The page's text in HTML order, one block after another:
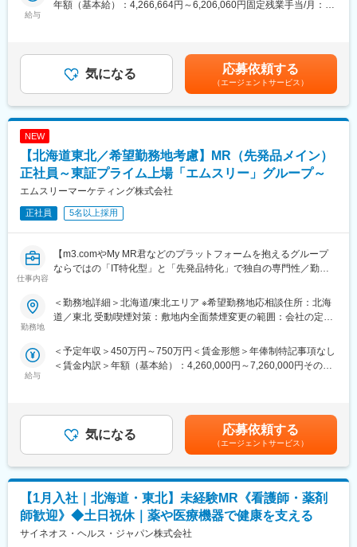
業他社と比較しても、多くのプロジェクト数があり、様々なご経
・入社3年目（MR経験者）28歳：642万（月給＋日当＋住宅手
当）
・入社5年目（MR経験者）33歳：712万（月給＋日当＋住宅手
当）
■必ず新薬メーカーのプロジェクトにアサインします
オンコロジーを含め、希少疾患領域も多数ございますので、スペ
シャリスト、ゼネラリストどちらも目指すことが可能です。
■少数精鋭ならではの魅力～待機リスクが低いため、安心して就業
できる環境です～
適切なフォローを実施するために約300人のMR数を保って運営し
め、隙間なくアサインすることができますのでMRの成長機会を奪
うことは決してございません。適切なフォローが顧客である製薬
企業からの満足にもつながり、業界内でも評価されています。
■親身なフォロー体制とキャリアを築ける評価制度
CSOは本部のバックアップ体制が何より重要です。1人のプロジ
ェクトマネージャーが管理するMRは約20名程度であり、相談事
実施しており、日々の業務だけでなく中長期的な視点での相談も
可能です。また、クライアント・社内評価に基いた明確な評価制
■大手製薬企業でも採用～「現場力」を養うための充実した教育体
制と研修コンテンツ～
なる知識の提供だけでなく、MRとしての現場力を培うことに比重
を置いております。
当社の研修内容は大手製薬企業所属MR教育にも使用されておりま
す。
変更の範囲：会社の定める業務
給与
年額（基本給）：4,266,664円～6,206,060円固定残業手当/月：
給与補足＞■別途、外勤手当など手当支給※経験・能力などを考慮
の上、話し合いで決定賃金はあくまでも目安の金額であり、選考
を通じて上下する可能性があります。月給(月額)は固定手当を含め
た表記です。
気になる 応募依頼する
（エージェントサービス）
NEW
【北海道東北／希望勤務地考慮】MR（先発品メイン）
正社員～東証プライム上場「エムスリー」グループ～
エムスリーマーケティング株式会社
正社員 5名以上採用
仕事内容
【m3.comやMy MR君などのプラットフォームを抱えるグループ
ならではの「IT特化型」と「先発品特化」で独自の専門性／勤務
製薬企業向けのマーケティング／販促事業を展開する当社にて、
MRを募集致します。
入社後、クライアントである製薬企業でのMR活動に従事いただき
ます。
【教育研修】
製品教育、継続研修はもちろんのこと、オンコロジー領域専門研
修、ハイブリッドMR研修、
ビジネススキル研修、IT研修（エクセル、ｍｙMR君）等特徴的な
研修を受講頂けます。
【当社について】
勤務地
＜勤務地詳細＞北海道/東北エリア ※希望勤務地応相談住所：北海
道／東北 受動喫煙対策：敷地内全面禁煙変更の範囲：会社の定め
給与
＜予定年収＞450万円～750万円＜賃金形態＞年俸制特記事項なし
＜賃金内訳＞年額（基本給）：4,260,000円～7,260,000円その他
回・諸手当：MR手当（上記に含む）、外勤日当 ※各種手当は就
業規則に則る・その他：車両、iPad、PC/携帯貸与 （プロジェク
トによる）賃金はあくまでも目安の金額であり、選考を通じて上
下する可能性があります。月給(月額)は固定手当を含めた表記で
す。
気になる 応募依頼する
（エージェントサービス）
【1月入社｜北海道・東北】未経験MR《看護師・薬剤
師歓迎》◆土日祝休｜薬や医療機器で健康を支える
サイネオス・ヘルス・ジャパン株式会社